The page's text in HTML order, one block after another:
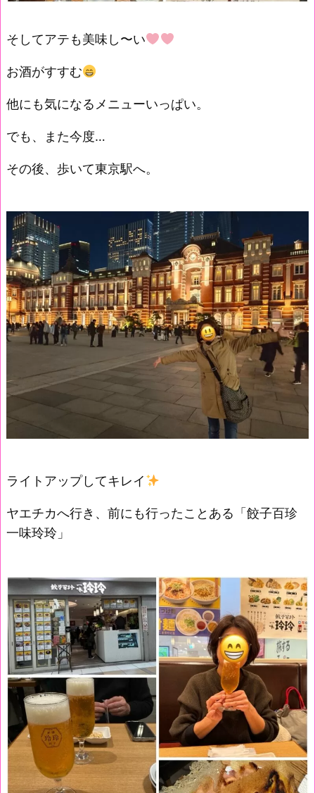
そしてアテも美味し〜い
お酒がすすむ
他にも気になるメニューいっぱい。
でも、また今度…
その後、歩いて東京駅へ。
ライトアップしてキレイ
ヤエチカへ行き、前にも行ったことある「餃子百珍
一味玲玲」